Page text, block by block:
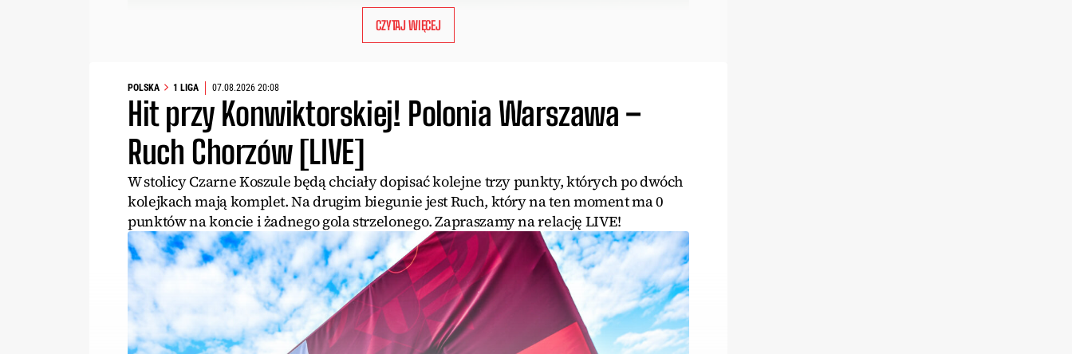
CZYTAJ WIĘCEJ
POLSKA 1 LIGA 07.08.2026 20:08
Hit przy Konwiktorskiej! Polonia Warszawa –
Ruch Chorzów [LIVE]
W stolicy Czarne Koszule będą chciały dopisać kolejne trzy punkty, których po dwóch
kolejkach mają komplet. Na drugim biegunie jest Ruch, który na ten moment ma 0
punktów na koncie i żadnego gola strzelonego. Zapraszamy na relację LIVE!